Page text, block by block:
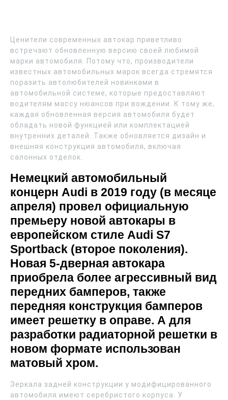
Ценители современных автокар приветливо
встречают обновленную версию своей любимой
марки автомобиля. Потому что, производители
известных автомобильных марок всегда стремятся
поразить автолюбителей новинками в
автомобильной системе, которые предоставляют
водителям массу нюансов при вождении. К тому же,
каждая обновленная версия автомобиля будет
обладать новой функцией или комплектацией
внутренних деталей. Также обновляется дизайн и
внешняя конструкция автомобиля, включая
салонных отделок.
Немецкий автомобильный
концерн Audi в 2019 году (в месяце
апреля) провел официальную
премьеру новой автокары в
европейском стиле Audi S7
Sportback (второе поколения).
Новая 5-дверная автокара
приобрела более агрессивный вид
передних бамперов, также
передняя конструкция бамперов
имеет решетку в оправе. А для
разработки радиаторной решетки в
новом формате использован
матовый хром.
Зеркала задней конструкции у модифицированного
автомобиля имеют серебристого корпуса. У